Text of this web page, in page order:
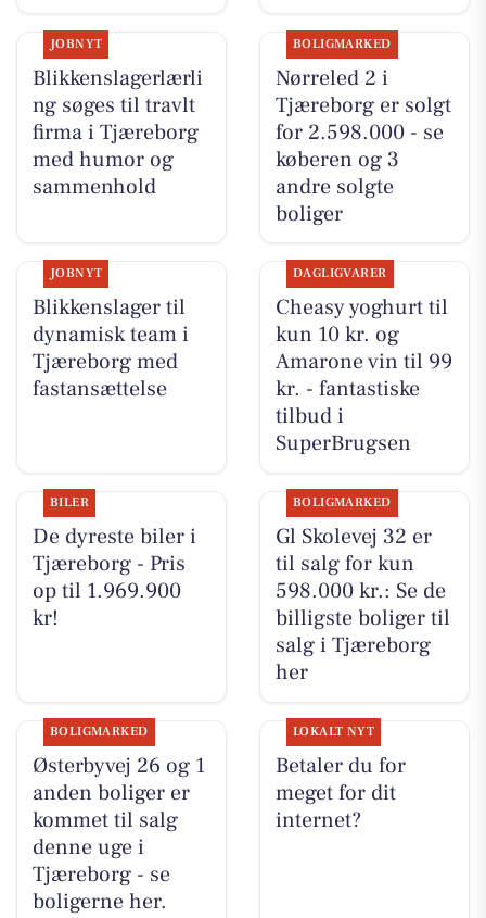
JOBNYT
Blikkenslagerlærli
ng søges til travlt
firma i Tjæreborg
med humor og
sammenhold
BOLIGMARKED
Nørreled 2 i
Tjæreborg er solgt
for 2.598.000 - se
køberen og 3
andre solgte
boliger
JOBNYT
Blikkenslager til
dynamisk team i
Tjæreborg med
fastansættelse
DAGLIGVARER
Cheasy yoghurt til
kun 10 kr. og
Amarone vin til 99
kr. - fantastiske
tilbud i
SuperBrugsen
BILER
De dyreste biler i
Tjæreborg - Pris
op til 1.969.900
kr!
BOLIGMARKED
Gl Skolevej 32 er
til salg for kun
598.000 kr.: Se de
billigste boliger til
salg i Tjæreborg
her
BOLIGMARKED
Østerbyvej 26 og 1
anden boliger er
kommet til salg
denne uge i
Tjæreborg - se
boligerne her.
LOKALT NYT
Betaler du for
meget for dit
internet?